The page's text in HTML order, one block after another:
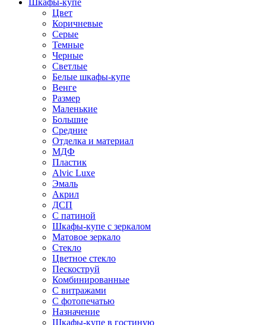
Шкафы-купе
Цвет
Коричневые
Серые
Темные
Черные
Светлые
Белые шкафы-купе
Венге
Размер
Маленькие
Большие
Средние
Отделка и материал
МДФ
Пластик
Alvic Luxe
Эмаль
Акрил
ДСП
С патиной
Шкафы-купе с зеркалом
Матовое зеркало
Стекло
Цветное стекло
Пескоструй
Комбинированные
С витражами
С фотопечатью
Назначение
Шкафы-купе в гостиную